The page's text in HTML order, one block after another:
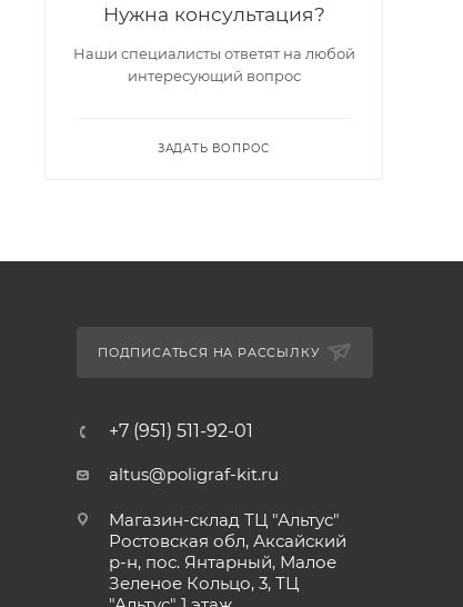
Нужна консультация?
Наши специалисты ответят на любой
интересующий вопрос
ЗАДАТЬ ВОПРОС
ПОДПИСАТЬСЯ НА РАССЫЛКУ
+7 (951) 511-92-01
altus@poligraf-kit.ru
Магазин-склад ТЦ "Альтус"
Ростовская обл, Аксайский
р-н, пос. Янтарный, Малое
Зеленое Кольцо, 3, ТЦ